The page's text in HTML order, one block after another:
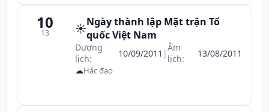
10
13 ☀️Ngày thành lập Mặt trận Tổ
quốc Việt Nam
Dương
lịch:
10/09/2011 |Âm
lịch:
13/08/2011
☁Hắc đạo